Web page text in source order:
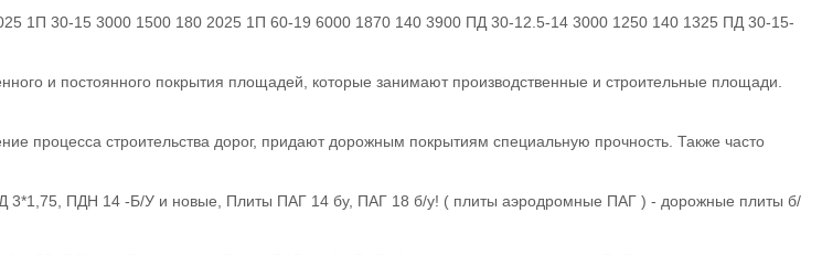
1П 30-15 3000 1500 180 2025 1П 60-19 6000 1870 140 3900 ПД 30-12.5-14 3000 1250 140 1325 ПД 30-15-
и постоянного покрытия площадей, которые занимают производственные и строительные площади.
процесса строительства дорог, придают дорожным покрытиям специальную прочность. Также часто
ПДН 14 -Б/У и новые, Плиты ПАГ 14 бу, ПАГ 18 б/у! ( плиты аэродромные ПАГ ) - дорожные плиты б/